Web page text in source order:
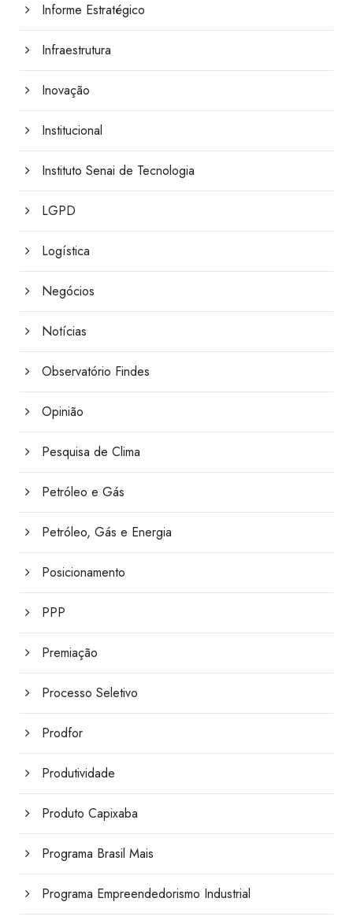
Informe Estratégico
Infraestrutura
Inovação
Institucional
Instituto Senai de Tecnologia
LGPD
Logística
Negócios
Notícias
Observatório Findes
Opinião
Pesquisa de Clima
Petróleo e Gás
Petróleo, Gás e Energia
Posicionamento
PPP
Premiação
Processo Seletivo
Prodfor
Produtividade
Produto Capixaba
Programa Brasil Mais
Programa Empreendedorismo Industrial